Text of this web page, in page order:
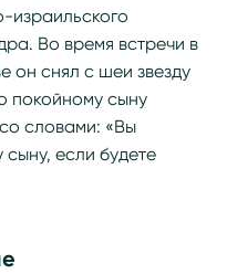
израильского
Во время встречи в
он снял с шеи звезду
покойному сыну
словами: «Вы
если будете